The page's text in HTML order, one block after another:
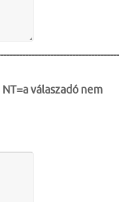
válaszadó nem